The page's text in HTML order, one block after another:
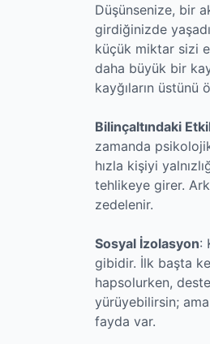
Düşünsenize, bir
girdiğinizde
küçük miktar sizi
daha büyük bir
kayğıların üstünü
Bilinçaltındaki
zamanda
hızla kişiyi
tehlikeye girer.
zedelenir.
Sosyal İzolasyon:
gibidir. İlk başta
hapsolurken,
yürüyebilirsin;
fayda var.